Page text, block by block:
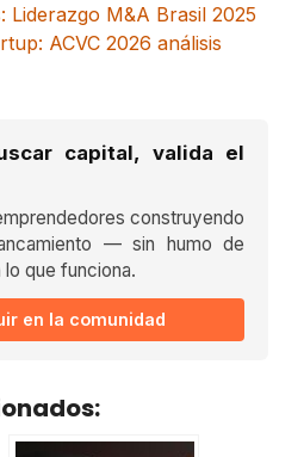
Liderazgo M&A Brasil 2025
ACVC 2026 análisis
capital, valida el
construyendo
— sin humo de
que funciona.
en la comunidad